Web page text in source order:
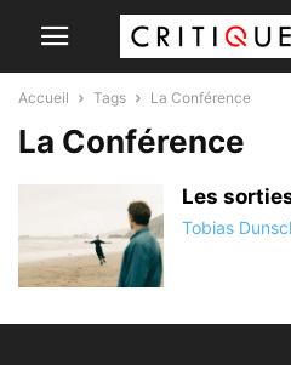
Accueil Tags La Conférence
La Conférence
Les
Tobias